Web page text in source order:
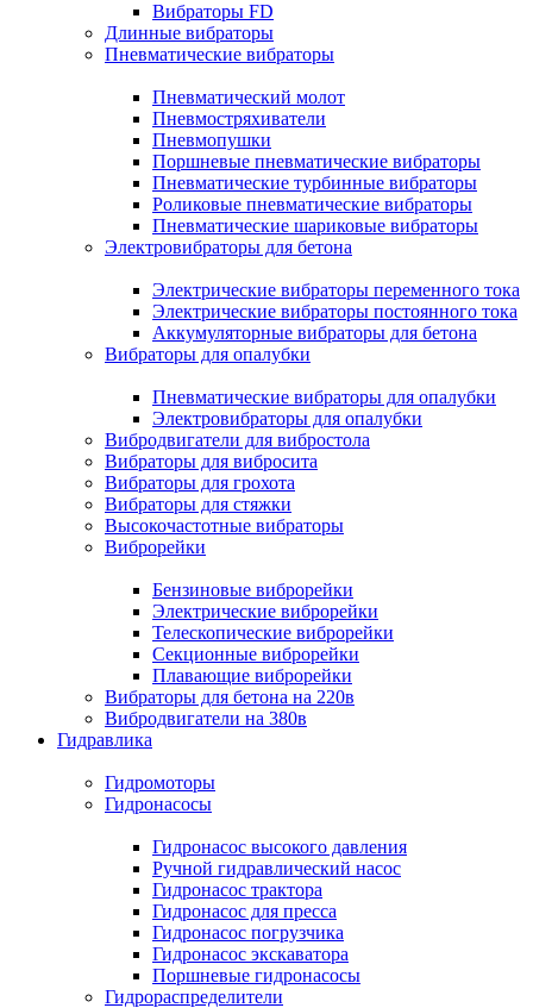
Вибраторы FD
Длинные вибраторы
Пневматические вибраторы
Пневматический молот
Пневмостряхиватели
Пневмопушки
Поршневые пневматические вибраторы
Пневматические турбинные вибраторы
Роликовые пневматические вибраторы
Пневматические шариковые вибраторы
Электровибраторы для бетона
Электрические вибраторы переменного тока
Электрические вибраторы постоянного тока
Аккумуляторные вибраторы для бетона
Вибраторы для опалубки
Пневматические вибраторы для опалубки
Электровибраторы для опалубки
Вибродвигатели для вибростола
Вибраторы для вибросита
Вибраторы для грохота
Вибраторы для стяжки
Высокочастотные вибраторы
Виброрейки
Бензиновые виброрейки
Электрические виброрейки
Телескопические виброрейки
Секционные виброрейки
Плавающие виброрейки
Вибраторы для бетона на 220в
Вибродвигатели на 380в
Гидравлика
Гидромоторы
Гидронасосы
Гидронасос высокого давления
Ручной гидравлический насос
Гидронасос трактора
Гидронасос для пресса
Гидронасос погрузчика
Гидронасос экскаватора
Поршневые гидронасосы
Гидрораспределители